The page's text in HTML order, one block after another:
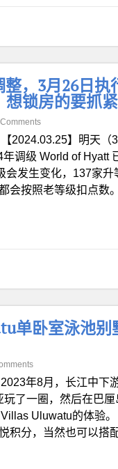
，3月26日执
锁房的要抓紧
【2024.03.25】明天
调级 World of Hyatt
发生变化，137家
会按照老等级扣点数
卧室泳池别
2023年8月，长江中下
了一圈，然后在巴
Uluwatu的体验
积分，当然也可以搭